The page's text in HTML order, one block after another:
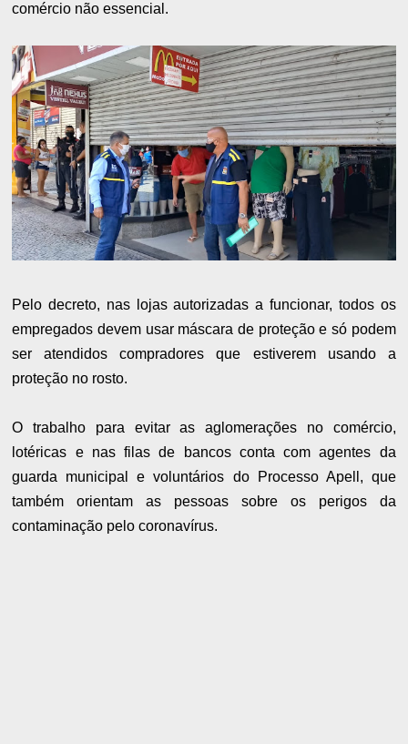
comércio não essencial.
Pelo decreto, nas lojas autorizadas a funcionar, todos os
empregados devem usar máscara de proteção e só podem
ser atendidos compradores que estiverem usando a
proteção no rosto.
O trabalho para evitar as aglomerações no comércio,
lotéricas e nas filas de bancos conta com agentes da
guarda municipal e voluntários do Processo Apell, que
também orientam as pessoas sobre os perigos da
contaminação pelo coronavírus.